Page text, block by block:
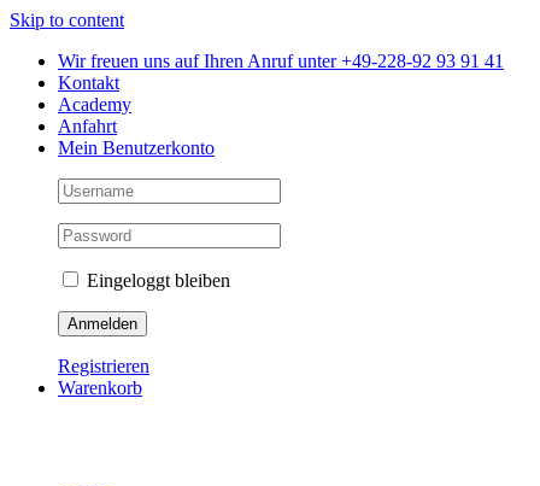
Skip to content
Wir freuen uns auf Ihren Anruf unter +49-228-92 93 91 41
Kontakt
Academy
Anfahrt
Mein Benutzerkonto
Eingeloggt bleiben
Registrieren
Warenkorb